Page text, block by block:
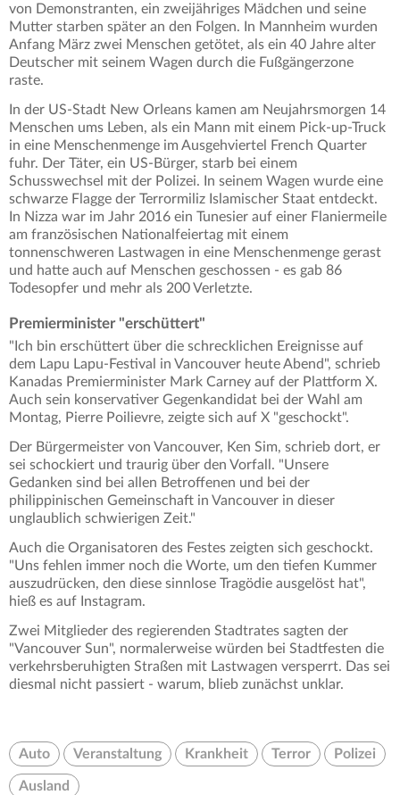
von Demonstranten, ein zweijähriges Mädchen und seine
Mutter starben später an den Folgen. In Mannheim wurden
Anfang März zwei Menschen getötet, als ein 40 Jahre alter
Deutscher mit seinem Wagen durch die Fußgängerzone
raste.
In der US-Stadt New Orleans kamen am Neujahrsmorgen 14
Menschen ums Leben, als ein Mann mit einem Pick-up-Truck
in eine Menschenmenge im Ausgehviertel French Quarter
fuhr. Der Täter, ein US-Bürger, starb bei einem
Schusswechsel mit der Polizei. In seinem Wagen wurde eine
schwarze Flagge der Terrormiliz Islamischer Staat entdeckt.
In Nizza war im Jahr 2016 ein Tunesier auf einer Flaniermeile
am französischen Nationalfeiertag mit einem
tonnenschweren Lastwagen in eine Menschenmenge gerast
und hatte auch auf Menschen geschossen - es gab 86
Todesopfer und mehr als 200 Verletzte.
Premierminister "erschüttert"
"Ich bin erschüttert über die schrecklichen Ereignisse auf
dem Lapu Lapu-Festival in Vancouver heute Abend", schrieb
Kanadas Premierminister Mark Carney auf der Plattform X.
Auch sein konservativer Gegenkandidat bei der Wahl am
Montag, Pierre Poilievre, zeigte sich auf X "geschockt".
Der Bürgermeister von Vancouver, Ken Sim, schrieb dort, er
sei schockiert und traurig über den Vorfall. "Unsere
Gedanken sind bei allen Betroffenen und bei der
philippinischen Gemeinschaft in Vancouver in dieser
unglaublich schwierigen Zeit."
Auch die Organisatoren des Festes zeigten sich geschockt.
"Uns fehlen immer noch die Worte, um den tiefen Kummer
auszudrücken, den diese sinnlose Tragödie ausgelöst hat",
hieß es auf Instagram.
Zwei Mitglieder des regierenden Stadtrates sagten der
"Vancouver Sun", normalerweise würden bei Stadtfesten die
verkehrsberuhigten Straßen mit Lastwagen versperrt. Das sei
diesmal nicht passiert - warum, blieb zunächst unklar.
Auto Veranstaltung Krankheit Terror Polizei
Ausland